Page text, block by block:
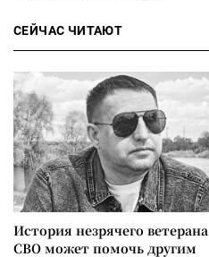
СЕЙЧАС ЧИТАЮТ
История незрячего ветерана
СВО может помочь другим